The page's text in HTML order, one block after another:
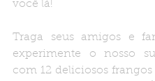
você lá!
Traga seus amigos e
experimente o nosso
com 12 deliciosos frangos